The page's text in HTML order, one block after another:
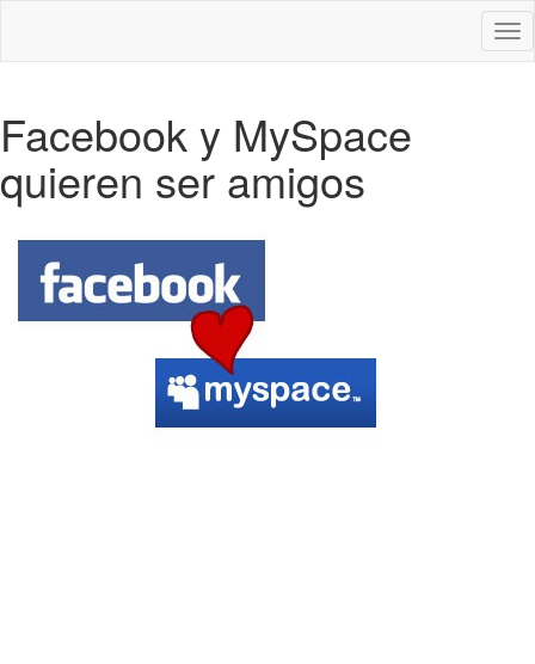
Facebook y MySpace
quieren ser amigos